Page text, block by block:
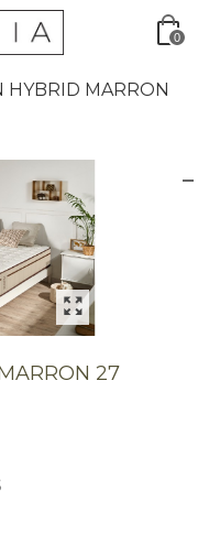
0
HYBRID MARRON
27